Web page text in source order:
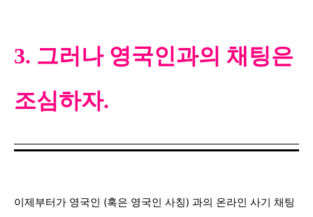
3. 그러나 영국인과의 채팅은
조심하자.
이제부터가 영국인 (혹은 영국인 사칭) 과의 온라인 사기 채팅